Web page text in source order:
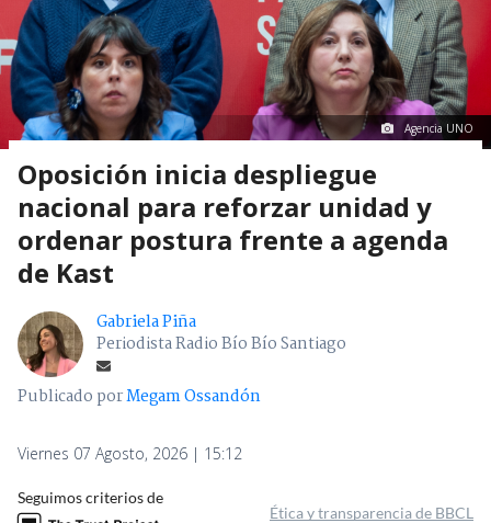
Agencia UNO
Oposición inicia despliegue
nacional para reforzar unidad y
ordenar postura frente a agenda
de Kast
Gabriela Piña
Periodista Radio Bío Bío Santiago
Publicado porMegam Ossandón
Viernes 07 Agosto, 2026 | 15:12
Seguimos criterios de
Ética y transparencia de BBCL